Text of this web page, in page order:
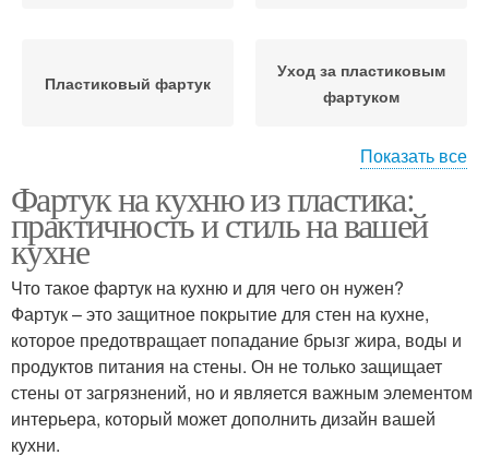
Пластиковый фартук
Уход за пластиковым
фартуком
Фартуки для кухни Фартук для кухни
Фартук для защиты
Фартук для
комфортного
использования
Фартук из акрилового
Показать все
Фартук на кухню из пластика:
практичность и стиль на вашей
кухне
Что такое фартук на кухню и для чего он нужен?
Фартук – это защитное покрытие для стен на кухне,
которое предотвращает попадание брызг жира, воды и
продуктов питания на стены. Он не только защищает
стены от загрязнений, но и является важным элементом
интерьера, который может дополнить дизайн вашей
кухни.